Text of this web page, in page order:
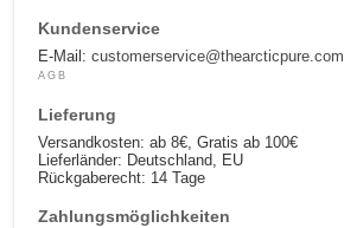
Kundenservice
E-Mail:customerservice@thearcticpure.com
AGB
Lieferung
Versandkosten: ab 8€, Gratis ab 100€
Lieferländer: Deutschland, EU
Rückgaberecht: 14 Tage
Zahlungsmöglichkeiten